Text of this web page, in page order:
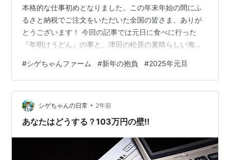
本格的な仕事初めとなりました。この年末年始の間にふ
るさと納税でご注文をいただいた全国の皆さま、ありが
とうございます！ 今回の記事では元日に食べに行った
『年明けうどん』の事と、津田の松原の素晴らしい海岸
いします!(^^)! 元日は朝から東の方へドライブ 『うどん
一福-いっぷく-/高松市国分寺町』で年明けうどん たかが
うどん、されどうどん！ 道の駅と津田の松原 津田の松原
の素晴らしい海岸 願い橋は神秘のパワースポット!? ２０
２５年版‼新年の抱負 元日は朝から東の方へドライブ 今
#シゲちゃんファーム #新年の抱負 #2025年元旦
シゲちゃんの日常 • 2年前
あなたはどうする？103万円の壁‼